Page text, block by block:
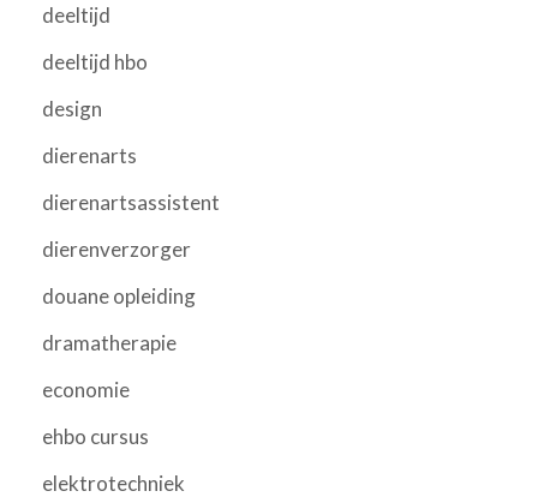
deeltijd
deeltijd hbo
design
dierenarts
dierenartsassistent
dierenverzorger
douane opleiding
dramatherapie
economie
ehbo cursus
elektrotechniek